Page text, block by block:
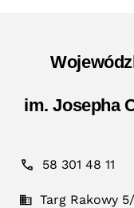
im. Josepha
58 301 48 11
Targ Rakowy